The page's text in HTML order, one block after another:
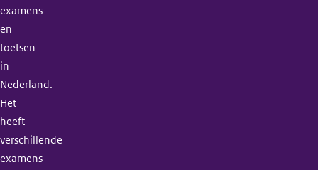
examens
en
toetsen
in
Nederland.
Het
heeft
verschillende
examens